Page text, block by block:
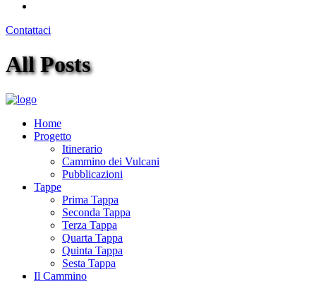
Contattaci
All Posts
Home
Progetto
Itinerario
Cammino dei Vulcani
Pubblicazioni
Tappe
Prima Tappa
Seconda Tappa
Terza Tappa
Quarta Tappa
Quinta Tappa
Sesta Tappa
Il Cammino